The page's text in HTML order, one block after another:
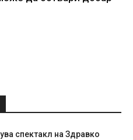
спектакл на Здравко